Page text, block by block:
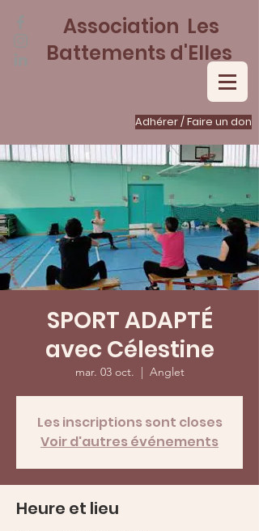
Adhérer / Faire un don
Association Les
Battements d'Elles
SPORT ADAPTÉ
avec Célestine
mar. 03 oct.
  |
Anglet
Les inscriptions sont closes
Voir d'autres événements
Heure et lieu